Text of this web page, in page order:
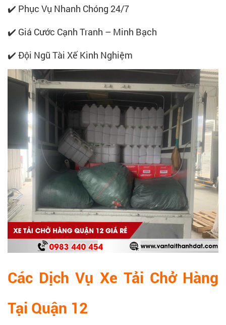
✔️ Phục Vụ Nhanh Chóng 24/7
✔️ Giá Cước Cạnh Tranh – Minh Bạch
✔️ Đội Ngũ Tài Xế Kinh Nghiệm
Các Dịch Vụ Xe Tải Chở Hàng
Tại Quận 12